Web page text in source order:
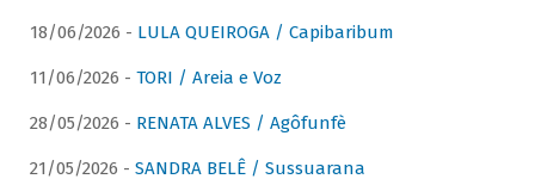
18/06/2026 - LULA QUEIROGA / Capibaribum
11/06/2026 - TORI / Areia e Voz
28/05/2026 - RENATA ALVES / Agôfunfè
21/05/2026 - SANDRA BELÊ / Sussuarana